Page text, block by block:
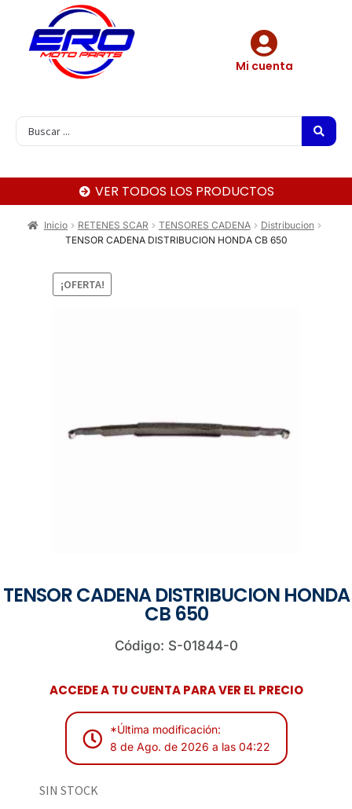
Mi cuenta
VER TODOS LOS PRODUCTOS
Inicio RETENES SCAR TENSORES CADENA
Distribucion
TENSOR CADENA DISTRIBUCION HONDA CB 650
¡OFERTA!
TENSOR CADENA DISTRIBUCION HONDA
CB 650
Código: S-01844-0
ACCEDE A TU CUENTA PARA VER EL PRECIO
*Última modificación:
8 de Ago. de 2026 a las 04:22
SIN STOCK